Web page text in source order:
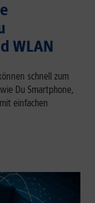
WLAN
schnell zum
Du Smartphone,
einfachen